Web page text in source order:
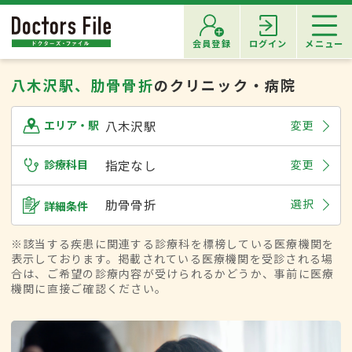
会員登録 ログイン メニュー
八木沢駅、肋骨骨折のクリニック・病院
エリア・駅 八木沢駅 変更
診療科目 指定なし 変更
詳細条件 肋骨骨折 選択
※該当する疾患に関連する診療科を標榜している医療機関を
表示しております。掲載されている医療機関を受診される場
合は、ご希望の診療内容が受けられるかどうか、事前に医療
機関に直接ご確認ください。